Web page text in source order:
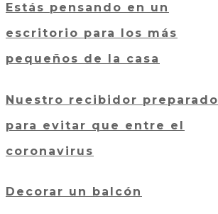
Estás pensando en un
escritorio para los más
pequeños de la casa
Nuestro recibidor preparado
para evitar que entre el
coronavirus
Decorar un balcón